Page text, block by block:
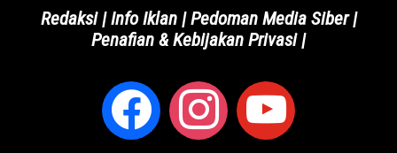
Redaksi|Info Iklan|Pedoman Media Siber|
Penafian & Kebijakan Privasi|